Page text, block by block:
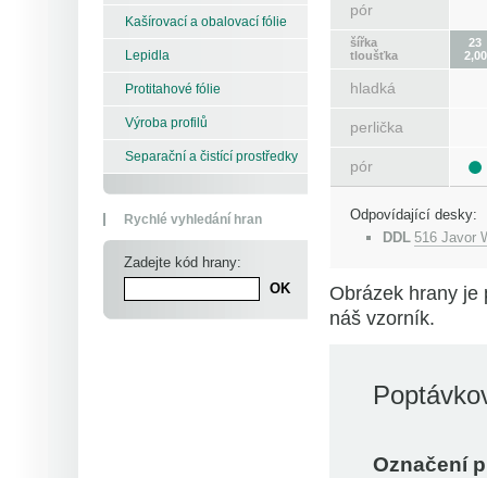
Kašírovací a obalovací fólie
Lepidla
Protitahové fólie
Výroba profilů
Separační a čistící prostředky
Rychlé vyhledání hran
Zadejte kód hrany:
pór
šířka
tloušťka
23
2,00
hladká
perlička
pór
Odpovídající desky:
DDL 516 Javor
Obrázek hrany je
náš vzorník.
Označení